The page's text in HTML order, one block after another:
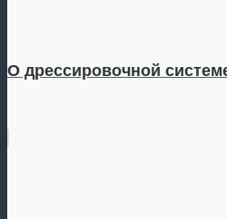
О дрессировочной